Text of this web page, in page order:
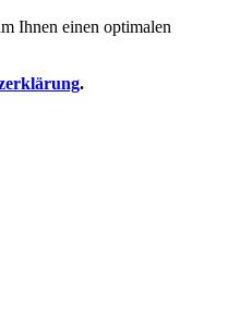
Ihnen einen optimalen
.